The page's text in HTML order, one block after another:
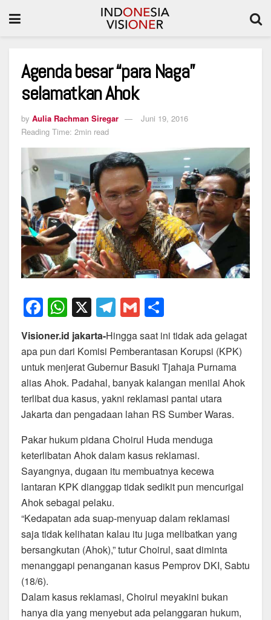
Agenda besar “para Naga”
selamatkan Ahok
by Aulia Rachman Siregar
Juni 19, 2016
Reading Time: 2min read
F
a
c
e
b
o
o
k
W
h
at
s
A
p
p
X T
el
e
gr
a
m
G
m
ail
h
ar
e
Visioner.id jakarta-Hingga saat ini tidak ada gelagat
apa pun dari Komisi Pemberantasan Korupsi (KPK)
untuk menjerat Gubernur Basuki Tjahaja Purnama
alias Ahok. Padahal, banyak kalangan menilai Ahok
terlibat dua kasus, yakni reklamasi pantai utara
Jakarta dan pengadaan lahan RS Sumber Waras.
Pakar hukum pidana Choirul Huda menduga
keterlibatan Ahok dalam kasus reklamasi.
Sayangnya, dugaan itu membuatnya kecewa
lantaran KPK dianggap tidak sedikit pun mencurigai
Ahok sebagai pelaku.
“Kedapatan ada suap-menyuap dalam reklamasi
saja tidak kelihatan kalau itu juga melibatkan yang
bersangkutan (Ahok),” tutur Choirul, saat diminta
menanggapi penanganan kasus Pemprov DKI, Sabtu
(18/6).
Dalam kasus reklamasi, Choirul meyakini bukan
hanya dia yang menyebut ada pelanggaran hukum,